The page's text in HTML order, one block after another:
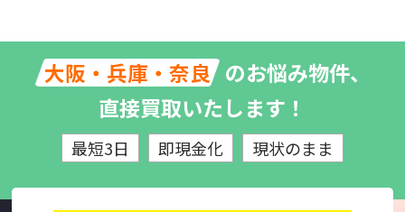
大阪・兵庫・奈良 のお悩み物件、
直接買取いたします！
最短3日 即現金化 現状のまま